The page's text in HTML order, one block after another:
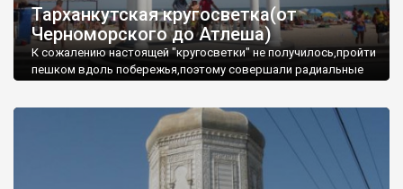
Тарханкутская кругосветка(от
Черноморского до Атлеша)
К сожалению настоящей "кругосветки" не получилось,пройти
пешком вдоль побережья,поэтому совершали радиальные